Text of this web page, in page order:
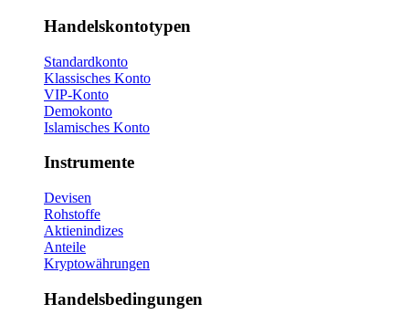
Handelskontotypen
Standardkonto
Klassisches Konto
VIP-Konto
Demokonto
Islamisches Konto
Instrumente
Devisen
Rohstoffe
Aktienindizes
Anteile
Kryptowährungen
Handelsbedingungen